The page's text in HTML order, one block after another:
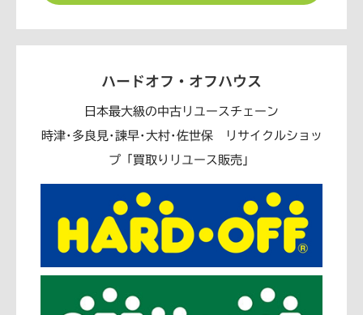
ハードオフ・オフハウス
日本最大級の中古リユースチェーン
時津･多良見･諫早･大村･佐世保 リサイクルショッ
プ「買取りリユース販売」